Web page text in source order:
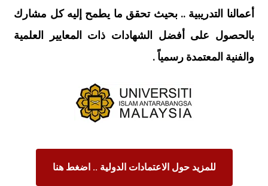
أعمالنا التدريبية .. بحيث تحقق ما يطمح إليه كل مشارك
بالحصول على أفضل الشهادات ذات المعايير العلمية
والفنية المعتمدة رسمياً .
للمزيد حول الاعتمادات الدولية .. اضغط هنا